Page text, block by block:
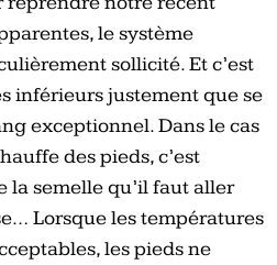
le système
sollicité. Et c’est
inférieurs justement que se
exceptionnel. Dans le cas
des pieds, c’est
la semelle qu’il faut aller
Lorsque les températures
les pieds ne